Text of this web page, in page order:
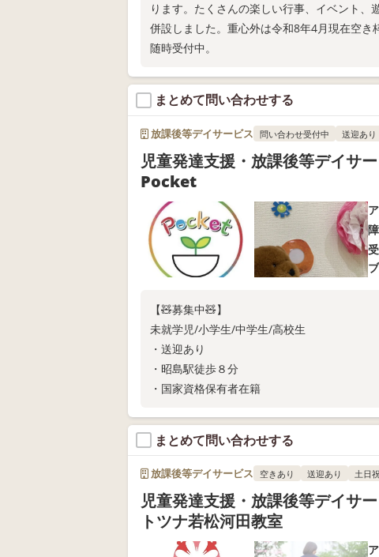
ります。たくさんの楽しい行事、イベント
併設しました。重心外は令和8年4月現在空
随時受付中。
まとめて問い合わせする
放課後等デイサービス 問い合わせ受付中 送迎あり
児童発達支援・放課後等デイサ
Pocket
【🧸募集中🧸】
未就学児/小学生/中学生/高校生
・送迎あり
・昭島駅徒歩８分
・国家資格保有者在籍
まとめて問い合わせする
放課後等デイサービス 空きあり 送迎あり 土日
児童発達支援・放課後等デイサ
トツナ若松河田教室